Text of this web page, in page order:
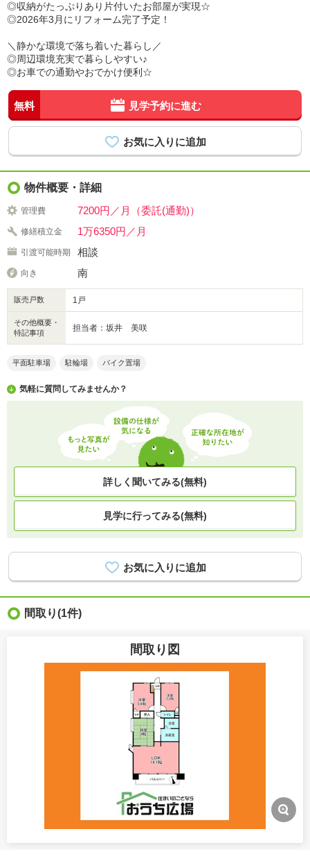
◎収納がたっぷりあり片付いたお部屋が実現☆
◎2026年3月にリフォーム完了予定！
＼静かな環境で落ち着いた暮らし／
◎周辺環境充実で暮らしやすい♪
◎お車での通勤やおでかけ便利☆
無料 見学予約に進む
物件概要・詳細
管理費 7200円／月（委託(通勤)）
修繕積立金 1万6350円／月
引渡可能時期 相談
向き 南
販売戸数 1戸
その他概要・
特記事項
担当者：坂井 美咲
平面駐車場 駐輪場 バイク置場
気軽に質問してみませんか？
詳しく聞いてみる(無料)
見学に行ってみる(無料)
間取り(1件)
間取り図